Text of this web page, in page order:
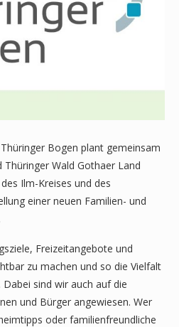
Bogen plant gemeinsam
Wald Gothaer Land
Ilm-Kreises und des
einer neuen Familien- und
Freizeitangebote und
zu machen und so die Vielfalt
sind wir auch auf die
und Bürger angewiesen. Wer
oder familienfreundliche